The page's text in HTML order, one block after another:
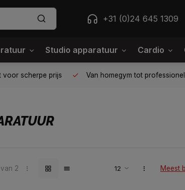
+31 (0)24 645 1309
Studio apparatuur Cardio
voor scherpe prijs Van homegym tot
2 Meest